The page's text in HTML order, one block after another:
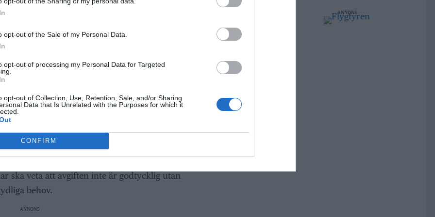
opt-out of the Sale of my Personal Data.
opt-out of processing my Personal Data for Targeted
opt-out of Collection, Use, Retention, Sale, and/or Sharing
Data that Is Unrelated with the Purposes for which it
CONFIRM
en väg som inte hade sandats i tid.
borde ha förutsett risken och agerat. Det
redan har skett. Ansvaret omfattar
att ta ut avgifter från fastighetsägare för
och vägar. Det kallas
användas för att täcka faktiska kostnader
måste vara rättvist fördelade och tydligt
visa hur beloppet har beräknats och vad
ska veta att avgiften inte är godtycklig utan
behov.
ANNONS
ANNONS